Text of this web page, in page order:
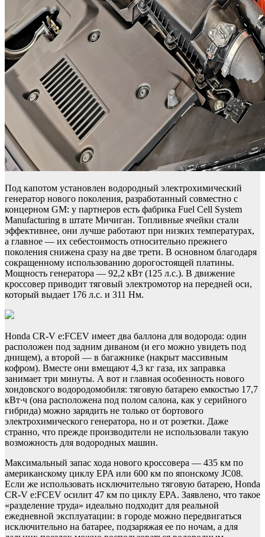
Под капотом установлен водородный электрохимический
генератор нового поколения, разработанный совместно с
концерном GM: у партнеров есть фабрика Fuel Cell System
Manufacturing в штате Мичиган. Топливные ячейки стали
эффективнее, они лучше работают при низких температурах,
а главное — их себестоимость относительно прежнего
поколения снижена сразу на две трети. В основном благодаря
сокращенному использованию дорогостоящей платины.
Мощность генератора — 92,2 кВт (125 л.с.). В движение
кроссовер приводит тяговый электромотор на передней оси,
который выдает 176 л.с. и 311 Нм.
Honda CR-V e:FCEV имеет два баллона для водорода: один
расположен под задним диваном (и его можно увидеть под
днищем), а второй — в багажнике (накрыт массивным
кофром). Вместе они вмещают 4,3 кг газа, их заправка
занимает три минуты. А вот и главная особенность нового
хондовского водородомобиля: тяговую батарею емкостью 17,7
кВт∙ч (она расположена под полом салона, как у серийного
гибрида) можно зарядить не только от бортового
электрохимического генератора, но и от розетки. Даже
странно, что прежде производители не использовали такую
возможность для водородных машин.
Максимальный запас хода нового кроссовера — 435 км по
американскому циклу EPA или 600 км по японскому JC08.
Если же использовать исключительно тяговую батарею, Honda
CR-V e:FCEV осилит 47 км по циклу EPA. Заявлено, что такое
«разделение труда» идеально подходит для реальной
ежедневной эксплуатации: в городе можно передвигаться
исключительно на батарее, подзаряжая ее по ночам, а для